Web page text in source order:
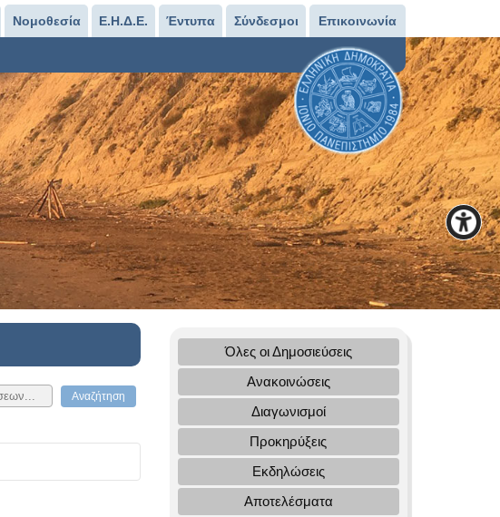
Νομοθεσία Ε.Η.Δ.Ε. Έντυπα Σύνδεσμοι Επικοινωνία
Όλες οι Δημοσιεύσεις
Ανακοινώσεις
Διαγωνισμοί
Προκηρύξεις
Εκδηλώσεις
Αποτελέσματα